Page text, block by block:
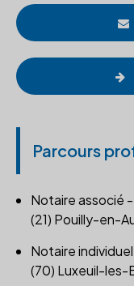
Parcours
Notaire associé
(21) Pouilly-en-
Notaire
(70) Luxeuil-les-